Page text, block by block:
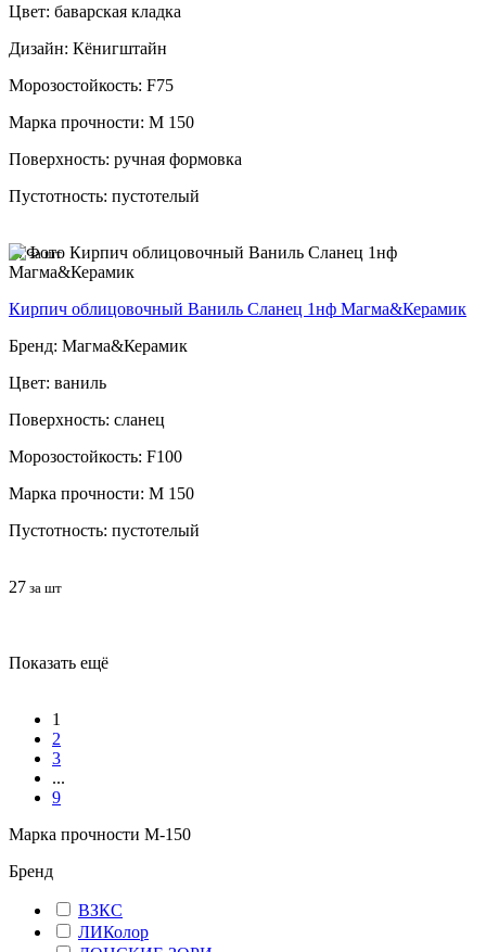
Цвет: баварская кладка
Дизайн: Кёнигштайн
Морозостойкость: F75
Марка прочности: М 150
Поверхность: ручная формовка
Пустотность: пустотелый
67за шт
Кирпич облицовочный Ваниль Сланец 1нф Магма&Керамик
Бренд: Магма&Керамик
Цвет: ваниль
Поверхность: сланец
Морозостойкость: F100
Марка прочности: М 150
Пустотность: пустотелый
27 за шт
Показать ещё
1
2
3
...
9
Марка прочности М-150
Бренд
ВЗКС
ЛИКолор